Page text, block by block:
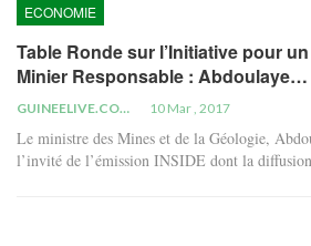
ECONOMIE
Table Ronde sur l’Initiative pour
Minier Responsable : Abdoulaye…
GUINEELIVE.COM 10 Mar , 2017
Le ministre des Mines et de la Géologie,
l’invité de l’émission INSIDE dont la